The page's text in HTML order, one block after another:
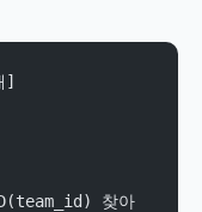
]
찾아